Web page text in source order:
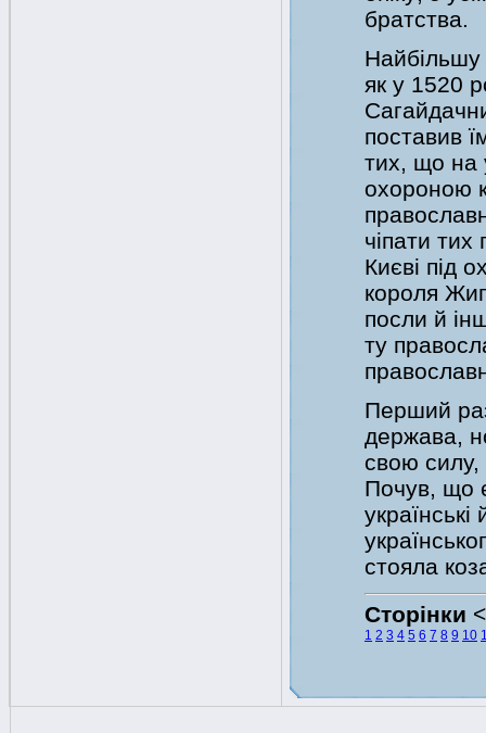
братства.
Найбільшу
як у 1520
поставив
тих, що на
охороною
чіпати тих
Києві під
короля
посли й
ту
Перший
держава,
свою
Почув, що
стояла
Сторінки
1 2 3 4 5 6 7 8 9 10